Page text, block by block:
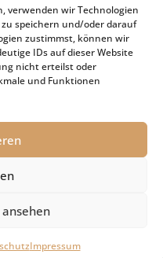
verwenden wir Technologien
speichern und/oder darauf
zustimmst, können wir
IDs auf dieser Website
nicht erteilst oder
und Funktionen
Impressum
Juli 2026
Konfusionsgewinns
5,5 % für die
(EU)
Sachs